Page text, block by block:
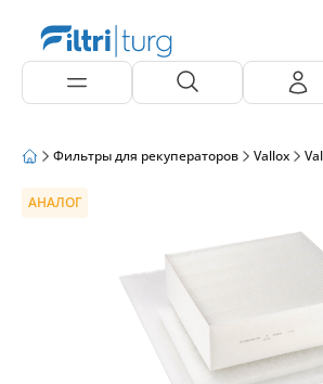
Фильтры для рекуператоров Vallox
АНАЛОГ